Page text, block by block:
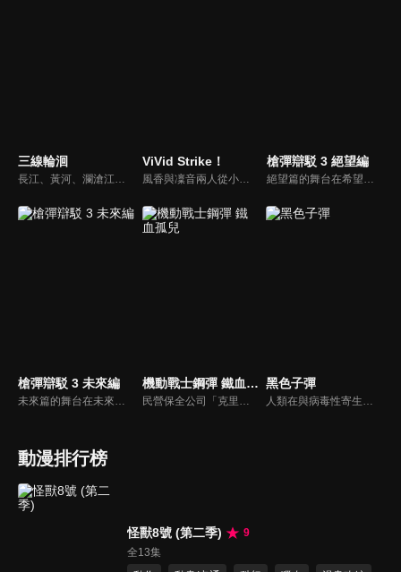
三線輪洄 ViVid Strike！
風香與凜音兩人從小在孤兒院一起長大，即使貧困依然嚮往光明的未來。長大後，風香先離開孤兒院，這是她們的第一次離別。 風香在外謀生，性格變得比較陽剛，但她的心中仍然惦記著嬌小的凜音，並希望有一天能夠重逢。可惜事與願違，造訪了風香與凜音的「二次離別」，改變了兩人的命運。
槍彈辯駁 3 絕望編
槍彈辯駁 3 未來編
未來篇的舞台在未來機關的秘密基地，因苗木袒護「絕望殘黨」而被未來機關總部的成員懲處，不料一同遭到黑白熊監禁，進而進行「最後的互相殘殺」。手被手銬銬住，一段時間還會投入昏眠藥。而且在這之中還有「背叛者」存在，藉由大家昏睡時殺人。
機動戰士鋼彈 鐵血孤兒
民營保全公司「克里斯護衛保全」在一次護衛庫德莉雅的任務中被負責摘除叛亂因子的末日號角襲擊，公司打算利用小孩作為誘餌撤退。少年們的領袖歐格趁機向欺凌他們的大人揭起反叛的旗幟，令三日月啟動在過去厄祭戰爭中使用的機動戰士「獵魔鋼彈」。無人知曉其蘊藏的毀滅力量為故事揭開序幕…
黑色子彈
人類在與病毒性寄生生物「原腸動物」的戰爭中落敗，被迫退到荒廢的國土一角苟延殘喘。在時間的流逝下，人類中出現了能控制原腸動物病毒被稱呼「受詛之子」的最後希望，而負責專抗原腸動物的民警里見蓮太郎與「受詛之子」藍原延珠搭檔。某天接獲了政府的特別命令，內容則是避免東京毀滅的高度機密任務…
動漫排行榜
怪獸8號 (第二季)
9
全13集